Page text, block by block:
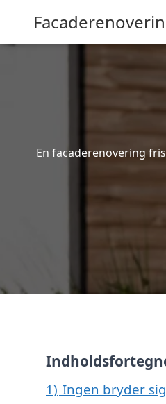
En facaderenovering
1) Ingen bryder